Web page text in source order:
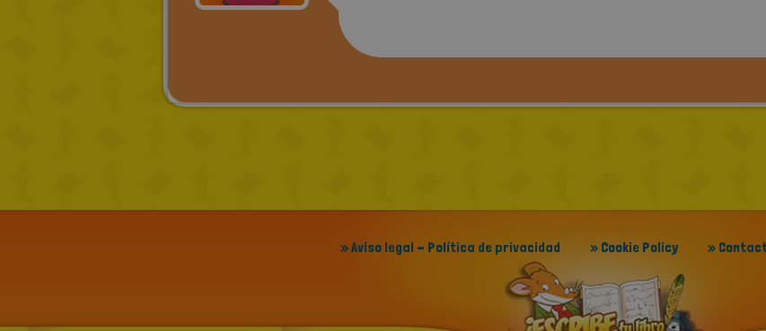
» Aviso legal - Política de privacidad » Cookie Policy »